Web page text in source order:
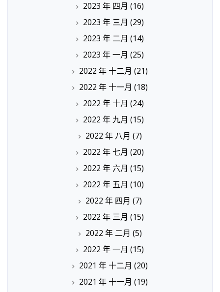
2023 年 四月 (16)
2023 年 三月 (29)
2023 年 二月 (14)
2023 年 一月 (25)
2022 年 十二月 (21)
2022 年 十一月 (18)
2022 年 十月 (24)
2022 年 九月 (15)
2022 年 八月 (7)
2022 年 七月 (20)
2022 年 六月 (15)
2022 年 五月 (10)
2022 年 四月 (7)
2022 年 三月 (15)
2022 年 二月 (5)
2022 年 一月 (15)
2021 年 十二月 (20)
2021 年 十一月 (19)